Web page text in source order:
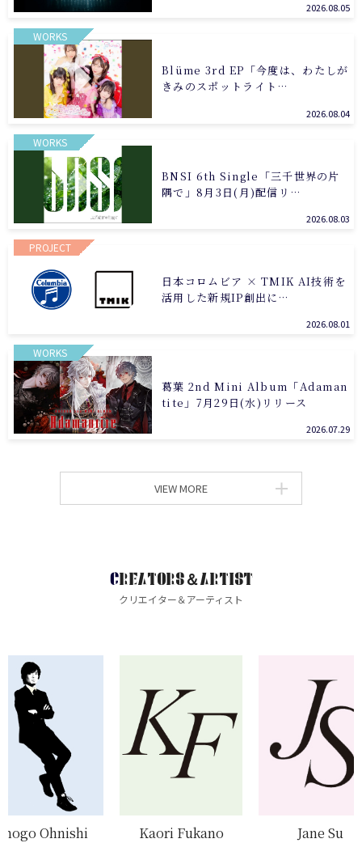
2026.08.05
WORKS
Blüme 3rd EP「今度は、わたしが
きみのスポットライト…
2026.08.04
WORKS
BNSI 6th Single「三千世界の片
隅で」8月3日(月)配信リ…
2026.08.03
PROJECT
日本コロムビア × TMIK AI技術を
活用した新規IP創出に…
2026.08.01
WORKS
葛葉 2nd Mini Album「Adaman
tite」7月29日(水)リリース
2026.07.29
VIEW MORE
CREATORS＆ARTIST
クリエイター＆アーティスト
Ohnishi Kaori Fukano Jane Su